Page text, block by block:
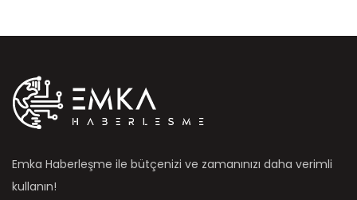
Emka Haberleşme ile bütçenizi ve zamanınızı daha verimli
kullanın!